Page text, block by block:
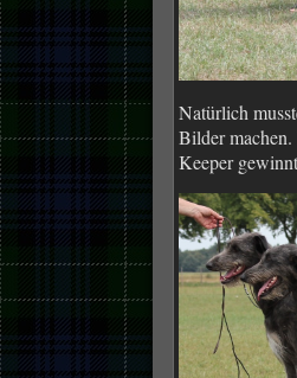
Natürlich
Bilder
Keeper